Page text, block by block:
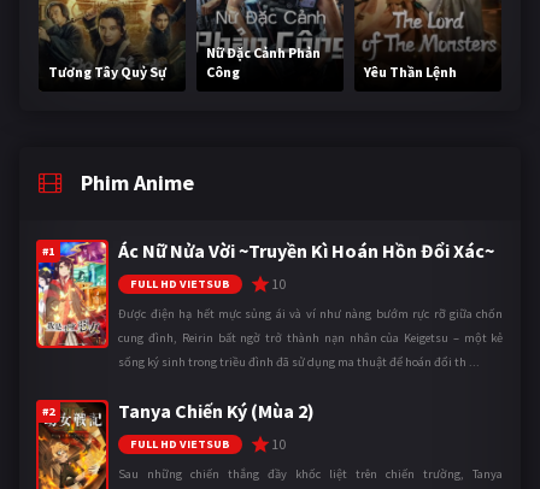
Tương Tây Quỷ Sự
Nữ Đặc Cảnh Phản
Công
Yêu Thần Lệnh
Phim Anime
#1 Ác Nữ Nửa Vời ~Truyền Kì Hoán Hồn Đổi Xác~
FULL HD VIETSUB 10
Được điện hạ hết mực sủng ái và ví như nàng bướm rực rỡ giữa chốn
cung đình, Reirin bất ngờ trở thành nạn nhân của Keigetsu – một kẻ
sống ký sinh trong triều đình đã sử dụng ma thuật để hoán đổi th ...
#2 Tanya Chiến Ký (Mùa 2)
FULL HD VIETSUB 10
Sau những chiến thắng đầy khốc liệt trên chiến trường, Tanya